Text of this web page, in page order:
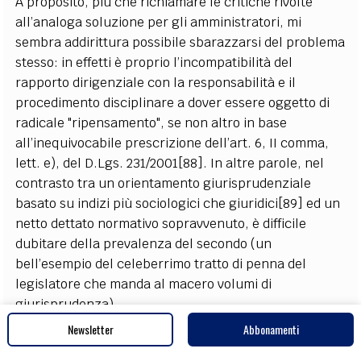
all’analoga soluzione per gli amministratori, mi
sembra addirittura possibile sbarazzarsi del problema
stesso: in effetti è proprio l’incompatibilità del
rapporto dirigenziale con la responsabilità e il
procedimento disciplinare a dover essere oggetto di
radicale "ripensamento", se non altro in base
all’inequivocabile prescrizione dell’art. 6, II comma,
lett. e), del D.Lgs. 231/2001[88]. In altre parole, nel
contrasto tra un orientamento giurisprudenziale
basato su indizi più sociologici che giuridici[89] ed un
netto dettato normativo sopravvenuto, è difficile
dubitare della prevalenza del secondo (un
bell’esempio del celeberrimo tratto di penna del
legislatore che manda al macero volumi di
giurisprudenza).
In realtà - al di là della sua inevitabile portata nello
speciale dominio applicativo del D.Lgs. 231/2001, dove
Newsletter Abbonamenti